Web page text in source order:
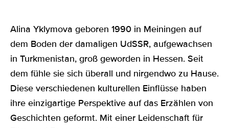
Alina Yklymova geboren 1990 in Meiningen auf
dem Boden der damaligen UdSSR, aufgewachsen
in Turkmenistan, groß geworden in Hessen. Seit
dem fühle sie sich überall und nirgendwo zu Hause.
Diese verschiedenen kulturellen Einflüsse haben
ihre einzigartige Perspektive auf das Erzählen von
Geschichten geformt. Mit einer Leidenschaft für